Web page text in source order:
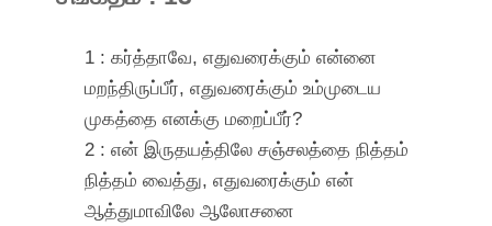
1 : கர்த்தாவே, எதுவரைக்கும் என்னை
மறந்திருப்பீர், எதுவரைக்கும் உம்முடைய
முகத்தை எனக்கு மறைப்பீர்?
2 : என் இருதயத்திலே சஞ்சலத்தை நித்தம்
நித்தம் வைத்து, எதுவரைக்கும் என்
ஆத்துமாவிலே ஆலோசனை